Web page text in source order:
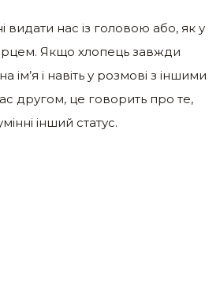
видати нас із головою або, як у
Якщо хлопець завжди
ім’я і навіть у розмові з іншими
другом, це говорить про те,
інший статус.